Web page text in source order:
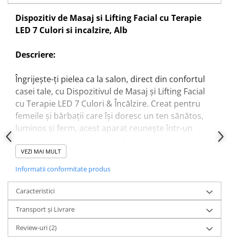
Dispozitiv de Masaj si Lifting Facial cu Terapie
LED 7 Culori si incalzire, Alb
Descriere:
Îngrijește-ți pielea ca la salon, direct din confortul
casei tale, cu Dispozitivul de Masaj și Lifting Facial
cu Terapie LED 7 Culori & Încălzire. Creat pentru
femeile și bărbații care își doresc un ten sănătos,
luminos și ferm, acest aparat reunește într-un
rejuvenare: masaj cu vibrații, fototerapie LED și
încălzire delicată.
Dispozitivul utilizează 7 culori de lumină LED,
fiecare având efecte diferite asupra pielii:
Roșu – stimulează producția de colagen și
reduce ridurile
Albastru – calmează pielea și ajută la reducerea
VEZI MAI MULT
Informatii conformitate produs
Caracteristici
Transport și Livrare
Review-uri(2)